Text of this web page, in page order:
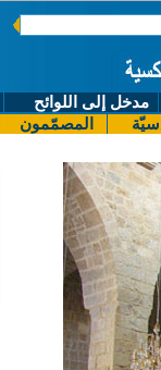
مدخل إلى اللوائح
المصمّمون